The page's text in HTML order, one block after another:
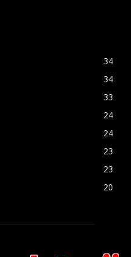
34
34
33
24
24
23
23
20